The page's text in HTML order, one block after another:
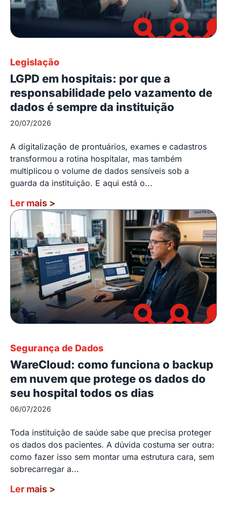
Legislação
LGPD em hospitais: por que a
responsabilidade pelo vazamento de
dados é sempre da instituição
20/07/2026
A digitalização de prontuários, exames e cadastros
transformou a rotina hospitalar, mas também
multiplicou o volume de dados sensíveis sob a
guarda da instituição. E aqui está o...
Ler mais >
Segurança de Dados
WareCloud: como funciona o backup
em nuvem que protege os dados do
seu hospital todos os dias
06/07/2026
Toda instituição de saúde sabe que precisa proteger
os dados dos pacientes. A dúvida costuma ser outra:
como fazer isso sem montar uma estrutura cara, sem
sobrecarregar a...
Ler mais >